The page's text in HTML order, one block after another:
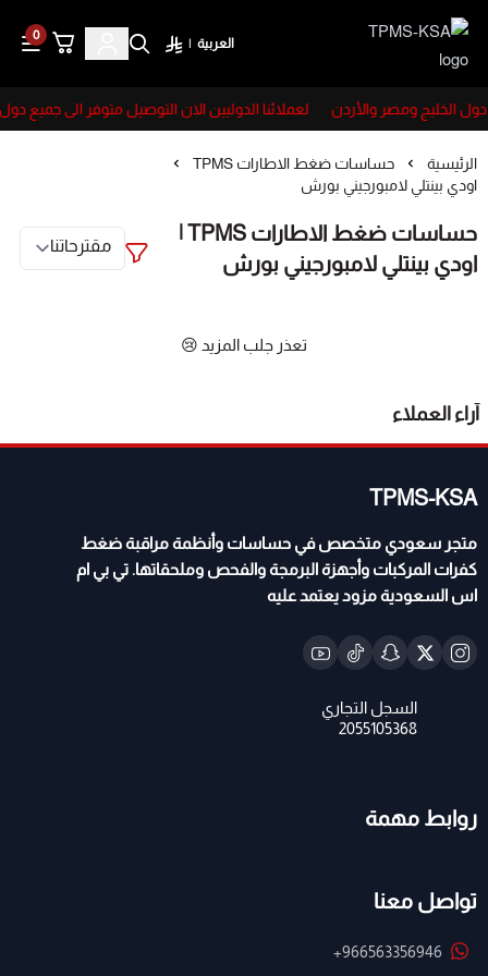
TPMS-KSA
العربية |
0
دول الخليج ومصر والأردن لعملائنا الدوليين الان التوصيل متوفر الى جميع
الرئيسية
حساسات ضغط الاطارات TPMS
اودي بينتلي لامبورجيني بورش
اودي بينتلي لامبورجيني بورش
تعذر جلب المزيد 😢
آراء العملاء
TPMS-KSA
متجر سعودي متخصص في حساسات وأنظمة مراقبة ضغط
كفرات المركبات وأجهزة البرمجة والفحص وملحقاتها. تي بي ام
اس السعودية مزود يعتمد عليه
روابط مهمة
تواصل معنا
+966563356946